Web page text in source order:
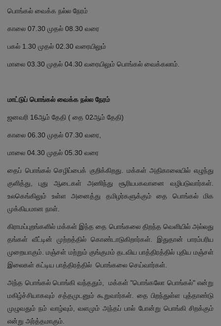
பொங்கல் வைக்க நல்ல நேரம்
காலை 07.30 முதல் 08.30 வரை
பகல் 1.30 முதல் 02.30 வரையிலும்
மாலை 03.30 முதல் 04.30 வரையிலும் பொங்கல் வைக்கலாம்.
மாட்டுப் பொங்கல் வைக்க நல்ல நேரம்
ஜனவரி 16ஆம் தேதி ( தை 02ஆம் தேதி)
காலை 06.30 முதல் 07.30 வரை,
மாலை 04.30 முதல் 05.30 வரை
தைப் பொங்கல் செழிப்பைக் குறிக்கிறது. மக்கள் அதிகாலையில் எழுந்து
குளித்து, புது ஆடைகள் அணிந்து சூரியபகவானை வழிபடுவார்கள்.
உலகெங்கிலும் உள்ள அனைத்து தமிழர்களுக்கும் தை பொங்கல் மிக
முக்கியமான நாள்.
கிராமப்புறங்களில் மக்கள் இந்த தை பொங்கலை திறந்த வெளியில் அல்லது
தங்கள் வீட்டின் முற்றத்தில் கொண்டாடுகிறார்கள். இதுதான் பாரம்பரிய
முறையாகும். மஞ்சள் மற்றும் குங்குமம் தடவிய பாத்திரத்தில் புதிய மஞ்சள்
இலைகள் கட்டிய பாத்திரத்தில் பொங்கலை செய்வார்கள்.
அந்த பொங்கல் பொங்கி வந்ததும், மக்கள் "பொங்கலோ பொங்கல்" என்று
மகிழ்ச்சியாகவும் சத்தமுடனும் கூறுவார்கள். தை பிறந்துள்ள புத்தாண்டு
முழுவதும் நம் வாழ்வும், வளமும் அந்தப் பால் போன்று பொங்கி சிறக்கும்
என்று அர்த்தமாகும்.